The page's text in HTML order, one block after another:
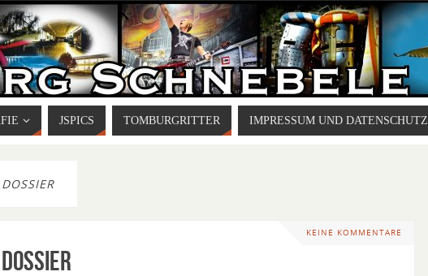
JSPICS TOMBURGRITTER IMPRESSUM UND DATENSCHUTZ
KEINE KOMMENTARE